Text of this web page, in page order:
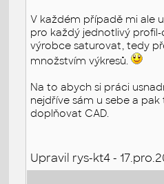
V každém případě mi ale
pro každý jednotlivý
výrobce saturovat, tedy
množstvím výkresů.
Na to abych si práci
nejdříve sám u sebe a
doplňovat CAD.
Upravil rys-kt4 -